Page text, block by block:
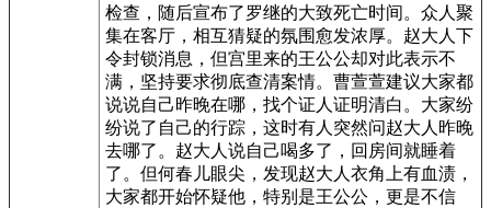
检查，随后宣布了罗继的大致死亡时间。众人聚
集在客厅，相互猜疑的氛围愈发浓厚。赵大人下
令封锁消息，但宫里来的王公公却对此表示不
满，坚持要求彻底查清案情。曹萱萱建议大家都
说说自己昨晚在哪，找个证人证明清白。大家纷
纷说了自己的行踪，这时有人突然问赵大人昨晚
去哪了。赵大人说自己喝多了，回房间就睡着
了。但何春儿眼尖，发现赵大人衣角上有血渍，
大家都开始怀疑他，特别是王公公，更是不信